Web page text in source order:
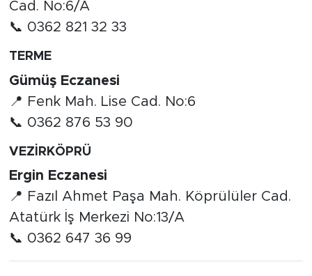
Cad. No:6/A
📞 0362 821 32 33
TERME
Gümüş Eczanesi
📍 Fenk Mah. Lise Cad. No:6
📞 0362 876 53 90
VEZİRKÖPRÜ
Ergin Eczanesi
📍 Fazıl Ahmet Paşa Mah. Köprülüler Cad.
Atatürk İş Merkezi No:13/A
📞 0362 647 36 99